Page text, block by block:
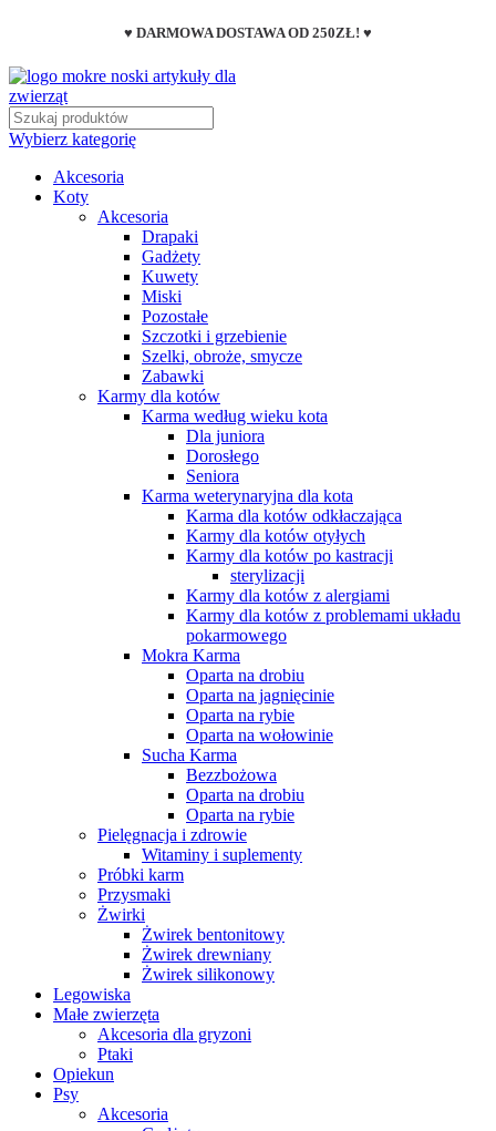
♥ DARMOWA DOSTAWA OD 250ZŁ! ♥
Wybierz kategorię
Akcesoria
Koty
Akcesoria
Drapaki
Gadżety
Kuwety
Miski
Pozostałe
Szczotki i grzebienie
Szelki, obroże, smycze
Zabawki
Karmy dla kotów
Karma według wieku kota
Dla juniora
Dorosłego
Seniora
Karma weterynaryjna dla kota
Karma dla kotów odkłaczająca
Karmy dla kotów otyłych
Karmy dla kotów po kastracji
sterylizacji
Karmy dla kotów z alergiami
Karmy dla kotów z problemami układu
pokarmowego
Mokra Karma
Oparta na drobiu
Oparta na jagnięcinie
Oparta na rybie
Oparta na wołowinie
Sucha Karma
Bezzbożowa
Oparta na drobiu
Oparta na rybie
Pielęgnacja i zdrowie
Witaminy i suplementy
Próbki karm
Przysmaki
Żwirki
Żwirek bentonitowy
Żwirek drewniany
Żwirek silikonowy
Legowiska
Małe zwierzęta
Akcesoria dla gryzoni
Ptaki
Opiekun
Psy
Akcesoria